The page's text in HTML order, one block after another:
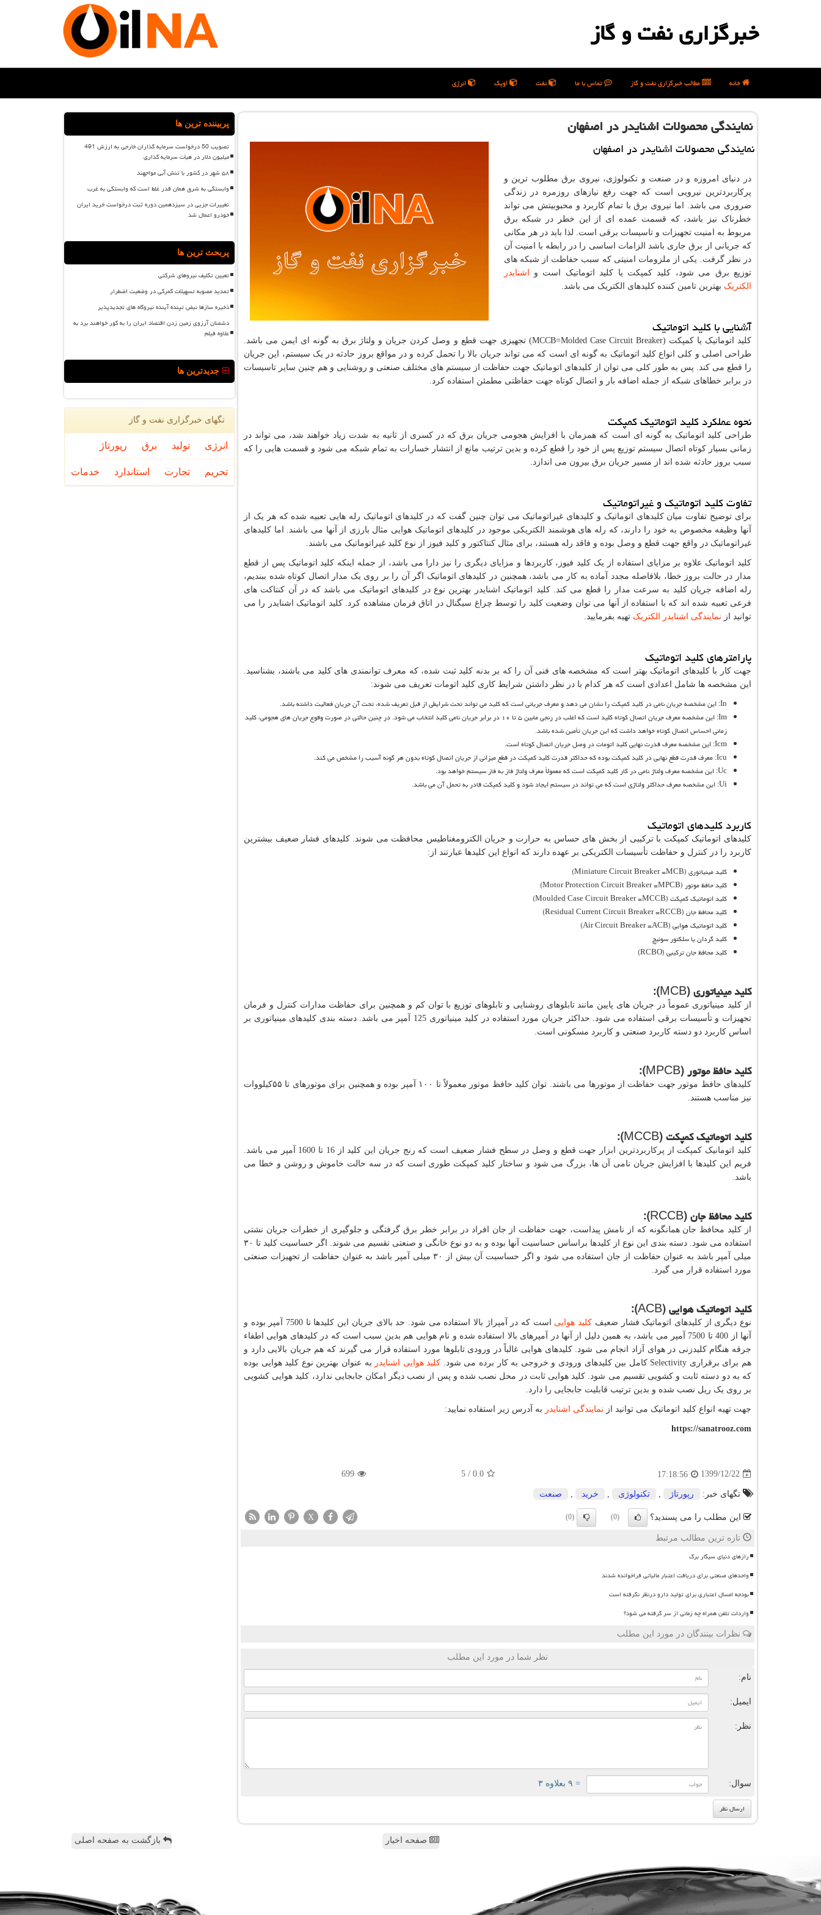
خبرگزاری نفت و گاز
خانه مطالب خبرگزاری نفت و گاز تماس با ما نفت اوپک انرژی
نمایندگی محصولات اشنایدر در اصفهان
نمایندگی محصولات اشنایدر در اصفهان
در دنیای امروزه و در صنعت و تکنولوژی، نیروی برق مطلوب ترین و
پرکاربردترین نیرویی است که جهت رفع نیازهای روزمره در زندگی
ضروری می باشد. اما نیروی برق با تمام کاربرد و محبوبیتش می تواند
خطرناک نیز باشد، که قسمت عمده ای از این خطر در شبکه برق
مربوط به امنیت تجهیزات و تاسیسات برقی است. لذا باید در هر مکانی
که جریانی از برق جاری باشد الزامات اساسی را در رابطه با امنیت آن
در نظر گرفت. یکی از ملزومات امنیتی که سبب حفاظت از شبکه های
توزیع برق می شود، کلید کمپکت یا کلید اتوماتیک است و
اشنایدر
الکتریک بهترین تامین کننده کلیدهای الکتریک می باشد.
آشنایی با کلید اتوماتیک
کلید اتوماتیک یا کمپکت (Molded Case Circuit Breaker
=
MCCB) تجهیزی جهت قطع و وصل کردن جریان و ولتاژ برق به گونه ای ایمن می باشد.
طراحی اصلی و کلی انواع کلید اتوماتیک به گونه ای است که می تواند جریان بالا را تحمل کرده و در مواقع بروز حادثه در یک سیستم، این جریان
را قطع می کند. پس به طور کلی می توان از کلیدهای اتوماتیک جهت حفاظت از سیستم های مختلف صنعتی و روشنایی و هم چنین سایر تاسیسات
در برابر خطاهای شبکه از جمله اضافه بار و اتصال کوتاه جهت حفاظتی مطمئن استفاده کرد.
نحوه عملکرد کلید اتوماتیک کمپکت
طراحی کلید اتوماتیک به گونه ای است که همزمان با افزایش هجومی جریان برق که در کسری از ثانیه به شدت زیاد خواهند شد، می تواند در
زمانی بسیار کوتاه اتصال سیستم توزیع پس از خود را قطع کرده و بدین ترتیب مانع از انتشار خسارات به تمام شبکه می شود و قسمت هایی را که
سبب بروز حادثه شده اند از مسیر جریان برق بیرون می اندازد.
تفاوت کلید اتوماتیک و غیراتوماتیک
برای توضیح تفاوت میان کلیدهای اتوماتیک و کلیدهای غیراتوماتیک می توان چنین گفت که در کلیدهای اتوماتیک رله هایی تعبیه شده که هر یک از
آنها وظیفه مخصوص به خود را دارند، که رله های هوشمند الکتریکی موجود در کلیدهای اتوماتیک هوایی مثال بارزی از آنها می باشند. اما کلیدهای
غیراتوماتیک در واقع جهت قطع و وصل بوده و فاقد رله هستند، برای مثال کنتاکتور و کلید فیوز از نوع کلید غیراتوماتیک می باشند.
کلید اتوماتیک علاوه بر مزایای استفاده از یک کلید فیوز، کاربردها و مزایای دیگری را نیز دارا می باشد، از جمله اینکه کلید اتوماتیک پس از قطع
مدار در حالت بروز خطا، بلافاصله مجدد آماده به کار می باشد، همچنین در کلیدهای اتوماتیک اگر آن را بر روی یک مدار اتصال کوتاه شده ببندیم،
رله اضافه جریان کلید به سرعت مدار را قطع می کند. کلید اتوماتیک اشنایدر بهترین نوع در کلیدهای اتوماتیک می باشد که در آن کنتاکت های
فرعی تعبیه شده اند که با استفاده از آنها می توان وضعیت کلید را توسط چراغ سیگنال در اتاق فرمان مشاهده کرد. کلید اتوماتیک اشنایدر را می
توانید از نمایندگی اشنایدر الکتریک تهیه بفرمایید.
پارامترهای کلید اتوماتیک
جهت کار با کلیدهای اتوماتیک بهتر است که مشخصه های فنی آن را که بر بدنه کلید ثبت شده، که معرف توانمندی ‌های کلید می باشند، بشناسید.
این مشخصه ها شامل اعدادی است که هر کدام با در نظر داشتن شرایط کاری کلید اتومات تعریف می شوند:
In: این مشخصه جریان نامی در کلید کمپکت را نشان می دهد و معرف جریانی است که کلید می تواند تحت شرایطی از قبل تعریف شده، تحت آن جریان فعالیت داشته باشد.
Im
: این مشخصه معرف جریان اتصال کوتاه کلید است که اغلب در رنجی مابین ۵ تا ۱۰ در برابر جریان نامی کلید انتخاب می شود. در چنین حالتی در صورت وقوع جریان های هجومی، کلید
زمانی احساس اتصال کوتاه خواهد داشت که این جریان تأمین شده باشد.
Icm: این مشخصه معرف قدرت نهایی کلید اتومات در وصل جریان اتصال کوتاه است.
Icu: معرف قدرت قطع نهایی در کلید کمپکت بوده که حداکثر قدرت کلید کمپکت در قطع میزانی از جریان اتصال کوتاه بدون هر گونه آسیب را مشخص می کند.
Uc: این مشخصه معرف ولتاژ نامی در کار کلید کمپکت است که معمولاً معرف ولتاژ فاز به فاز سیستم خواهد بود.
Ui: این مشخصه معرف حداکثر ولتاژی است که می تواند در سیستم ایجاد شود و کلید کمپکت قادر به تحمل آن می باشد.
کاربرد کلیدهای اتوماتیک
کلیدهای اتوماتیک کمپکت با ترکیبی از بخش های حساس به حرارت و جریان الکترومغناطیس محافظت می شوند. کلیدهای فشار ضعیف بیشترین
کاربرد را در کنترل و حفاظت تأسیسات الکتریکی بر عهده دارند که انواع این کلیدها عبارتند از:
کلید مینیاتوری (MCB
=
Miniature Circuit Breaker
)
کلید حافظ موتور (MPCB
=
Motor Protection Circuit Breaker
)
کلید اتوماتیک کمپکت (MCCB
=
Moulded Case Circuit Breaker
)
کلید محافظ جان (RCCB
=
Residual Current Circuit Breaker
)
کلید اتوماتیک هوایی (ACB
=
Air Circuit Breaker
)
کلید گردان یا سلکتور سوئیچ
کلید محافظ جان ترکیبی (RCBO
)
کلید مینیاتوری (MCB
):
از کلید مینیاتوری عموماً در جریان های پایین مانند تابلوهای روشنایی و تابلوهای توزیع با توان کم و همچنین برای حفاظت مدارات کنترل و فرمان
تجهیزات و تأسیسات برقی استفاده می شود. حداکثر جریان مورد استفاده در کلید مینیاتوری 125 آمپر می باشد. دسته بندی کلیدهای مینیاتوری بر
اساس کاربرد دو دسته کاربرد صنعتی و کاربرد مسکونی است.
کلید حافظ موتور (MPCB
):
کلیدهای حافظ موتور جهت حفاظت از موتورها می باشند. توان کلید حافظ موتور معمولاً تا ۱۰۰ آمپر بوده و همچنين برای موتورهای تا ۵۵کیلووات
نیز مناسب هستند.
کلید اتوماتیک کمپکت (MCCB
):
کلید اتومانیک کمپکت از پرکاربردترین ابزار جهت قطع و وصل در سطح فشار ضعیف است که رنج جریان این کلید از 16 تا 1600 آمپر می باشد.
فریم این کلیدها با افزایش جریان نامی آن ها، بزرگ می شود و ساختار کلید کمپکت طوری است که در سه حالت خاموش و روشن و خطا می
باشد.
کلید محافظ جان (RCCB
):
از کلید محافظ جان همانگونه که از نامش پیداست، جهت حفاظت از جان افراد در برابر خطر برق گرفتگی و جلوگیری از خطرات جریان نشتی
استفاده می شود. دسته بندی این نوع از کلیدها براساس حساسیت آنها بوده و به دو نوع خانگی و صنعتی تقسیم می شوند. اگر حساسیت کلید تا ۳۰
میلی آمپر باشد به عنوان حفاظت از جان استفاده می شود و اگر حساسیت آن بیش از ۳۰ میلی آمپر باشد به عنوان حفاظت از تجهیزات صنعتی
مورد استفاده قرار می گیرد.
کلید اتوماتیک هوایی (ACB
):
نوع دیگری از کلیدهای اتوماتیک فشار ضعیف کلید هوایی
است که در آمپراژ بالا استفاده می شود. حد بالای جریان این کلیدها تا 7500 آمپر بوده و
آنها از 400 تا 7500 آمپر می باشد، به همین دلیل از آنها در آمپرهای بالا استفاده شده و نام هوایی هم بدین سبب است که در کلیدهای هوایی اطفاء
جرقه هنگام کلیدزنی در هوای آزاد انجام می شود. کلیدهای هوایی غالباً در ورودی تابلوها مورد استفاده قرار می گیرند که هم جریان بالایی دارد و
هم برای برقراری Selectivity کامل بین کلیدهای ورودی و خروجی به کار برده می شود. کلید هوایی اشنایدر به عنوان بهترین نوع کلید هوایی بوده
که به دو دسته ثابت و کشویی تقسیم می شود. کلید هوایی ثابت در محل نصب شده و پس از نصب دیگر امکان جابجایی ندارد، کلید هوایی کشویی
بر روی یک ریل نصب شده و بدین ترتیب قابلیت جابجایی را دارد.
جهت تهیه انواع کلید اتوماتیک می توانید از نمایندگی اشنایدر به آدرس زیر استفاده نمایید:
https://sanatrooz.com
1399/12/22
17:18:56
0.0
/
5
699
تگهای خبر: رپورتاژ تكنولوژی خرید صنعت
این مطلب را می پسندید؟ (0)
(0)
X
تازه ترین مطالب مرتبط
رازهای دنیای سیگار برگ
واحدهای صنعتی برای دریافت اعتبار مالیاتی فراخوانده شدند
بودجه امسال اعتباری برای تولید دارو درنظر نگرفته است
واردات تلفن همراه چه زمانی از سر گرفته می شود؟
نظرات بینندگان در مورد این مطلب
نظر شما در مورد این مطلب
نام:
ایمیل:
نظر:
سوال: = ۹ بعلاوه ۳
پربیننده ترین ها
تصویب 50 درخواست سرمایه گذاران خارجی به ارزش 491
میلیون دلار در هیأت سرمایه گذاری
۵۸ شهر در کشور با تنش آبی مواجهند
وابستگی به شرق همان قدر غلط است که وابستگی به غرب
تغییرات جزیی در سیزدهمین دوره ثبت درخواست خرید ایران
خودرو اعمال شد
پربحث ترین ها
تعیین تکلیف نیروهای شرکتی
تمدید مصوبه تسهیلات گمرکی در وضعیت اضطرار
ذخیره سازها نبض تپنده آینده نیروگاه های تجدیدپذیر
دشمنان آرزوی زمین زدن اقتصاد ایران را به گور خواهند برد به
علاوه فیلم
جدیدترین ها
تگهای خبرگزاری نفت و گاز
انرژی تولید برق رپورتاژ
تحریم تجارت استاندارد خدمات
صفحه اخبار بازگشت به صفحه اصلی